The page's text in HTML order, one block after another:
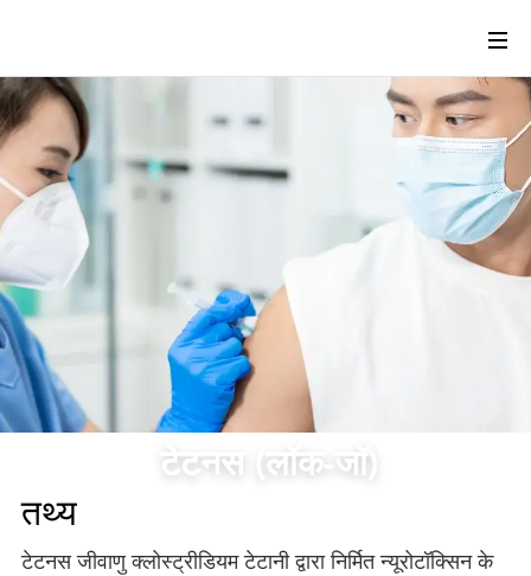
टेटनस (लॉक-जॉ)
तथ्य
टेटनस जीवाणु क्लोस्ट्रीडियम टेटानी द्वारा निर्मित न्यूरोटॉक्सिन के